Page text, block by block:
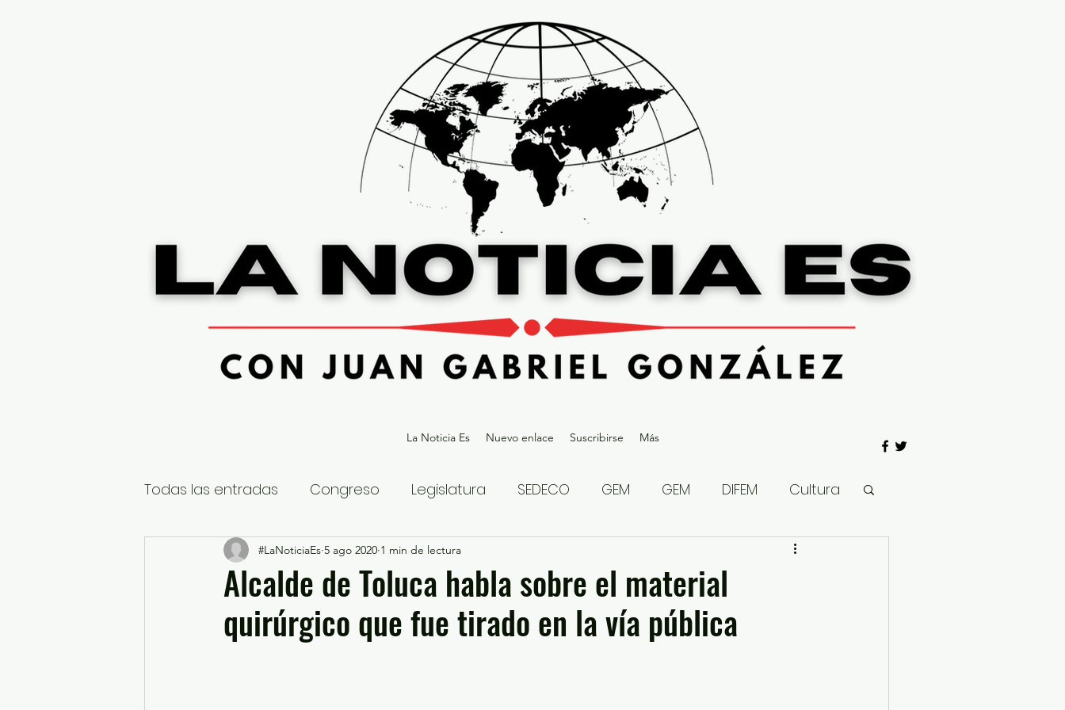
La Noticia Es Nuevo enlace Suscribirse Más
Todas las entradas Congreso Legislatura SEDECO GEM GEM DIFEM Cultura
Nacional Estatal Gubernatura Edoméx 2023
Educación y Cultura Seguridad y Justicia Denuncia Ciudadana
Alcalde de Toluca habla sobre el material
quirúrgico que fue tirado en la vía pública
#LaNoticiaEs 5 ago 2020 1 min de lectura